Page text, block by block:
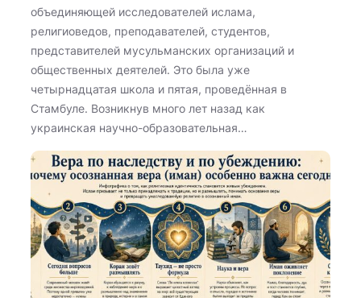
объединяющей исследователей ислама,
религиоведов, преподавателей, студентов,
представителей мусульманских организаций и
общественных деятелей. Это была уже
четырнадцатая школа и пятая, проведённая в
Стамбуле. Возникнув много лет назад как
украинская научно-образовательная…